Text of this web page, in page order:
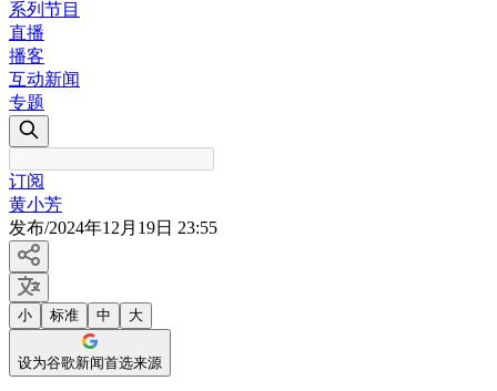
系列节目
直播
播客
互动新闻
专题
订阅
黄小芳
发布/2024年12月19日 23:55
小 标准 中 大
设为谷歌新闻首选来源